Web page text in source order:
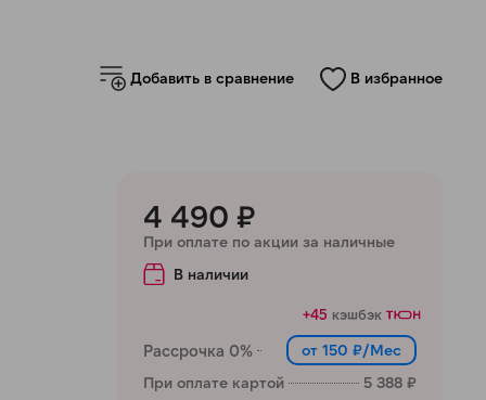
Добавить в сравнение В избранное
4 490 ₽
При оплате по акции за наличные
В наличии
+45 кэшбэк
Рассрочка 0%
от 150 ₽/Мес
При оплате картой
5 388 ₽